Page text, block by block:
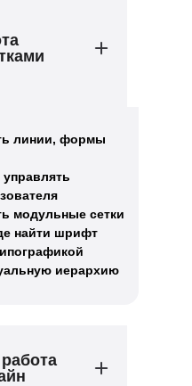
линии, формы
модульные сетки
найти шрифт
иерархию